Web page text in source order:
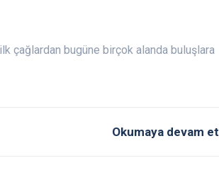
çağlardan bugüne birçok alanda buluşlara
Okumaya devam et